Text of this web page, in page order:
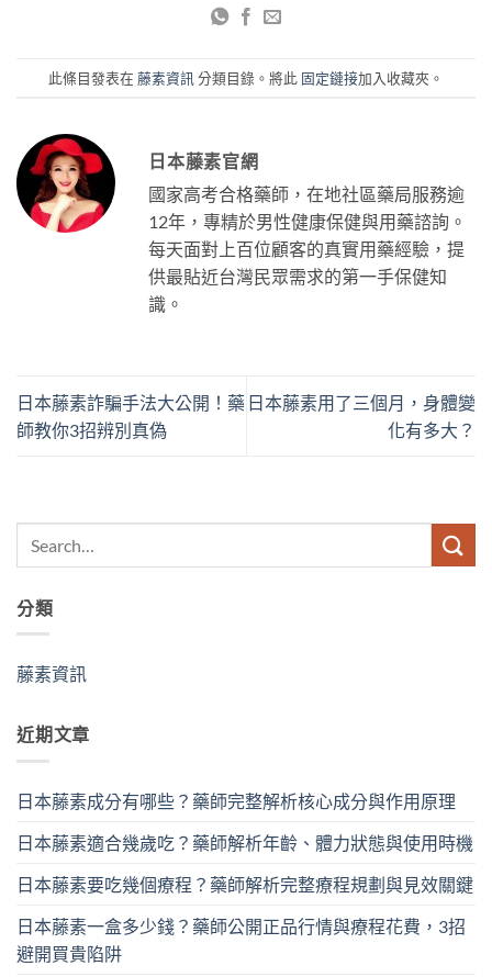
此條目發表在 藤素資訊 分類目錄。將此 固定鏈接加入收藏夾。
日本藤素官網
國家高考合格藥師，在地社區藥局服務逾
12年，專精於男性健康保健與用藥諮詢。
每天面對上百位顧客的真實用藥經驗，提
供最貼近台灣民眾需求的第一手保健知
識。
日本藤素詐騙手法大公開！藥
師教你3招辨別真偽
日本藤素用了三個月，身體變
化有多大？
分類
藤素資訊
近期文章
日本藤素成分有哪些？藥師完整解析核心成分與作用原理
日本藤素適合幾歲吃？藥師解析年齡、體力狀態與使用時機
日本藤素要吃幾個療程？藥師解析完整療程規劃與見效關鍵
日本藤素一盒多少錢？藥師公開正品行情與療程花費，3招
避開買貴陷阱